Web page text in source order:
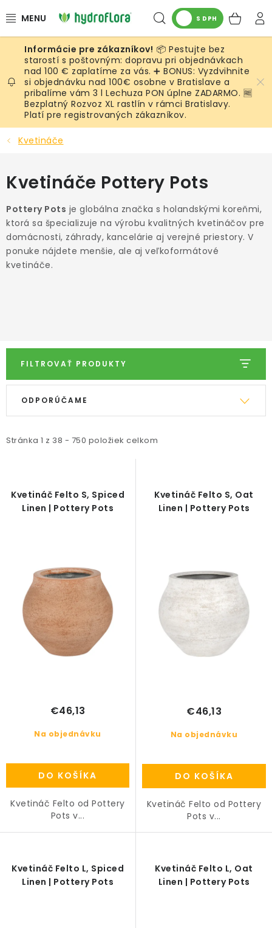
na
Hľadať
S DPH
RASTLINY
UMELÉ RASTLINY
KVETINÁČE
SUBSTRÁTY A PRÍSLUŠENSTVO
SERVIS INTERIÉROVEJ ZELENE
MACHY
ŽIVÉ STENY
BLOG
NA OBJEDNÁVKU
TEDE
KVETINÁČE
KVETINÁČE A OBALY NA RASTLINY
ZNAČKY
Podmienky ochrany osobných údajov
O nás
📦 Pestujte bez
starostí s poštovným: dopravu pri objednávkach
nad 100 € zaplatíme za vás. ➕ BONUS: Vyzdvihnite
si objednávku nad 100€ osobne v Bratislave a
pribalíme vám 3 l Lechuza PON úplne ZADARMO. 🆓
Bezplatný Rozvoz XL rastlín v rámci Bratislavy.
Platí pre registrovaných zákazníkov.
Kvetináče
Kvetináče Pottery Pots
Pottery Pots je globálna značka s holandskými koreňmi,
ktorá sa špecializuje na výrobu kvalitných kvetináčov pre
domácnosti, záhrady, kancelárie aj verejné priestory. V
ponuke nájdete menšie, ale aj veľkoformátové
kvetináče.
Rough
FILTROVAŤ PRODUKTY
V
i
r
Stránka 1 z 38 - 750 položiek celkom
R
e
e
ODPORÚČAME
Kvetináč Felto S, Spiced
Linen | Pottery Pots
Na objednávku
€46,13
DO KOŠÍKA
Kvetináč Felto od Pottery
Pots v...
Kvetináč Felto S, Oat
Linen | Pottery Pots
Na objednávku
€46,13
DO KOŠÍKA
Kvetináč Felto od Pottery
Pots v...
Kvetináč Felto L, Spiced
Linen | Pottery Pots
Kvetináč Felto L, Oat
Linen | Pottery Pots